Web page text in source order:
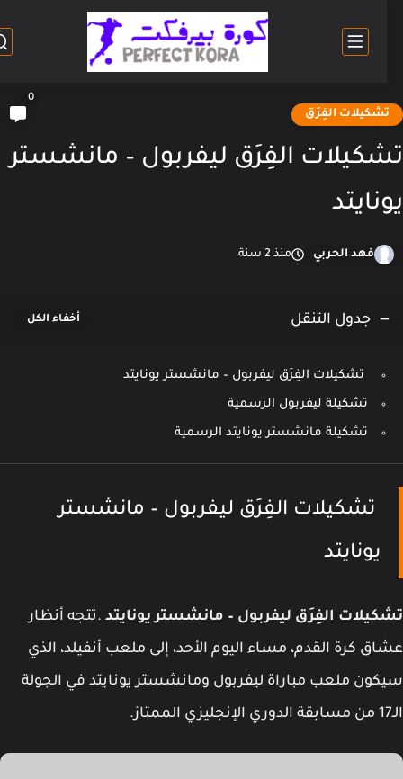
الفِرَق
الفِرَق ليفربول – مانشستر
فهد الحربي منذ 2 سنة
جدول التنقل
تشكيلات الفِرَق ليفربول – مانشستر يونايتد
تشكيلة ليفربول الرسمية
تشكيلة مانشستر يونايتد الرسمية
تشكيلات الفِرَق ليفربول – مانشستر
يونايتد
الفِرَق ليفربول – مانشستر يونايتد.تتجه أنظار
كرة القدم، مساء اليوم الأحد، إلى ملعب أنفيلد، الذي
ملعب مباراة ليفربول ومانشستر يونايتد في الجولة